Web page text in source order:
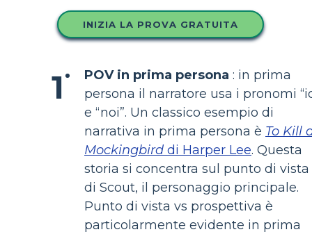
INIZIA LA PROVA GRATUITA
POV in prima persona : in prima
persona il narratore usa i pronomi
e “noi”. Un classico esempio di
narrativa in prima persona è To Kill
Mockingbird di Harper Lee. Questa
storia si concentra sul punto di vista
di Scout, il personaggio principale.
Punto di vista vs prospettiva è
particolarmente evidente in prima